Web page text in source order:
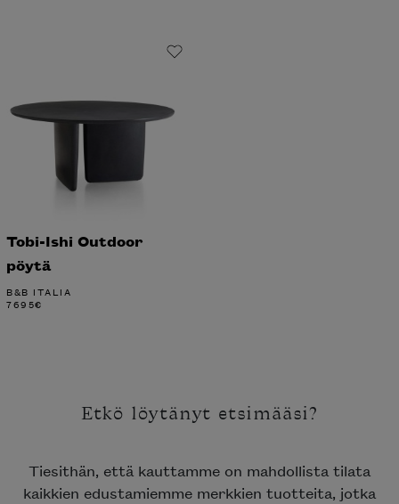
Tobi-Ishi Outdoor
pöytä
B&B ITALIA
7695€
Etkö löytänyt etsimääsi?
Tiesithän, että kauttamme on mahdollista tilata
kaikkien edustamiemme merkkien tuotteita, jotka